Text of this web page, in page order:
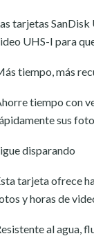
tarjetas
UHS-I para
tiempo, más
tiempo con
sus
disparando
tarjeta ofrece
y horas de
al agua,